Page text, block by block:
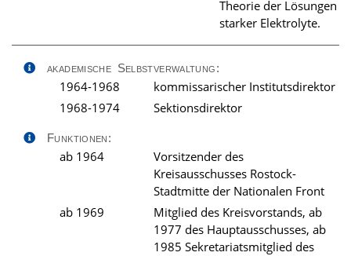
Theorie der Lösungen
starker Elektrolyte.
akademische Selbstverwaltung:
1964-1968
kommissarischer Institutsdirektor
1968-1974
Sektionsdirektor
Funktionen:
ab 1964
Vorsitzender des
Kreisausschusses Rostock-
Stadtmitte der Nationalen Front
ab 1969
Mitglied des Kreisvorstands, ab
1977 des Hauptausschusses, ab
1985 Sekretariatsmitglied des